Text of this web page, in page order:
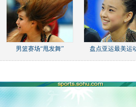
男篮赛场“甩发舞” 盘点亚运最美运